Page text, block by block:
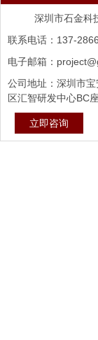
深圳市石金科
联系电话：137-
电子邮箱：
公司地址：深圳市
区汇智研发中心BC
立即咨询